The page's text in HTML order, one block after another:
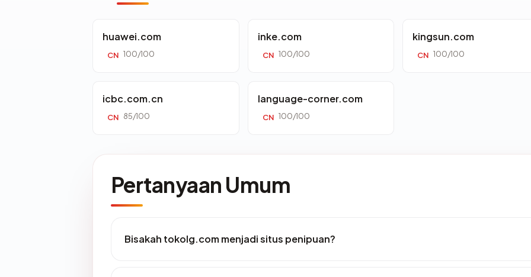
huawei.com
CN 100/100
inke.com
CN 100/100
kingsun.com
CN 100/100
icbc.com.cn
CN 85/100
language-corner.com
CN 100/100
Pertanyaan Umum
Bisakah tokolg.com menjadi situs penipuan?